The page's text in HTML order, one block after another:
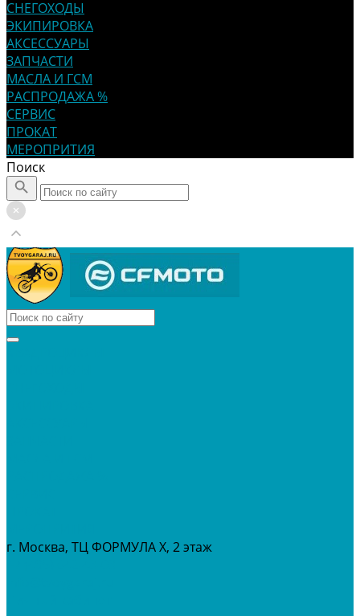
СНЕГОХОДЫ
ЭКИПИРОВКА
АКСЕССУАРЫ
ЗАПЧАСТИ
МАСЛА И ГСМ
РАСПРОДАЖА %
СЕРВИС
ПРОКАТ
МЕРОПРИТИЯ
Поиск
г. Москва, ТЦ ФОРМУЛА Х, 2 этаж